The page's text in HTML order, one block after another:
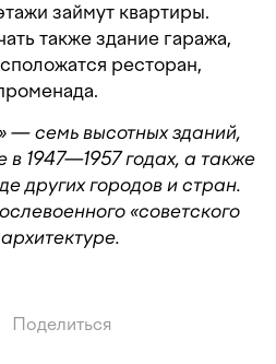
займут квартиры.
также здание гаража,
ресторан,
— семь высотных зданий,
1947—1957 годах, а также
других городов и стран.
«советского
Поделиться